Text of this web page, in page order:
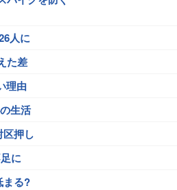
人に
た差
理由
生活
押し
に
まる?